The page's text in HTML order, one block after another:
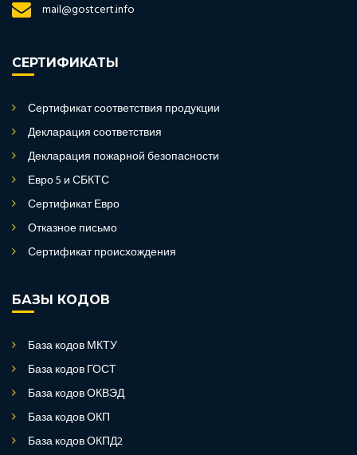
mail@gostcert.info
СЕРТИФИКАТЫ
Сертификат соответствия продукции
Декларация соответствия
Декларация пожарной безопасности
Евро 5 и СБКТС
Сертификат Евро
Отказное письмо
Сертификат происхождения
БАЗЫ КОДОВ
База кодов МКТУ
База кодов ГОСТ
База кодов ОКВЭД
База кодов ОКП
База кодов ОКПД2